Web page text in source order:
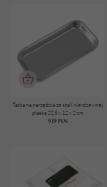
Tacka na narzędzia ze stali nierdzewnej
płaska 22,5 x 12 x 2 cm
9,19 PLN